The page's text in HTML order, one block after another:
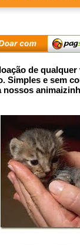
de
Simples e sem
nossos